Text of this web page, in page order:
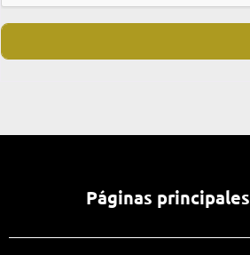
Páginas principales